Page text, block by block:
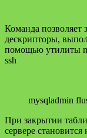
Команда позволяет
дескрипторы,
помощью утилиты
ssh
mysqladmin
При закрытии
сервере становится